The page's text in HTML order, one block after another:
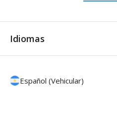
Idiomas
Español (Vehicular)